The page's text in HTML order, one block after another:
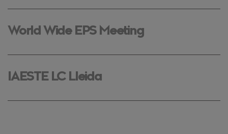
World Wide EPS Meeting
IAESTE LC Lleida